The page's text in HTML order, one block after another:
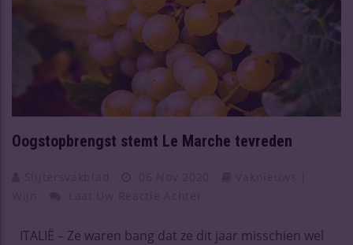
Oogstopbrengst stemt Le Marche tevreden
ITALIË – Ze waren bang dat ze dit jaar misschien wel